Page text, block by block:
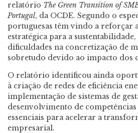
relatório The Green Transition of
Portugal, da OCDE. Segundo o
portuguesas têm vindo a reforçar
estratégica para a
dificuldades na concretização de
sobretudo devido ao impacto dos
O relatório identificou ainda
à criação de redes de eficiência
implementação de sistemas de
desenvolvimento de
essenciais para acelerar a
empresarial.